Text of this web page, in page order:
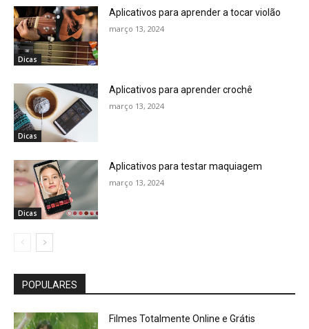
Dicas
Aplicativos para aprender a tocar violão
março 13, 2024
Dicas
Aplicativos para aprender crochê
março 13, 2024
Dicas
Aplicativos para testar maquiagem
março 13, 2024
POPULARES
Filmes Totalmente Online e Grátis